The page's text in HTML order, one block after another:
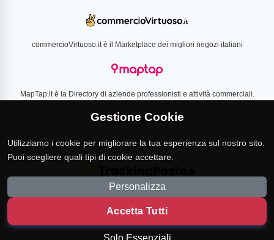
commercioVirtuoso.it è il Marketplace dei migliori negozi italiani
MapTap.it è la Directory di aziende professionisti e attività commerciali.
Loverlist.com è il comparatore di prezzo CSS certificato Google
TrackingPoste.it è il sito per tracciare qualsiasi spedizione
Gestione Cookie
Utilizziamo i cookie per migliorare la tua esperienza sul nostro sito.
Puoi scegliere quali tipi di cookie accettare.
Personalizza
Accetta Tutti
Solo Essenziali